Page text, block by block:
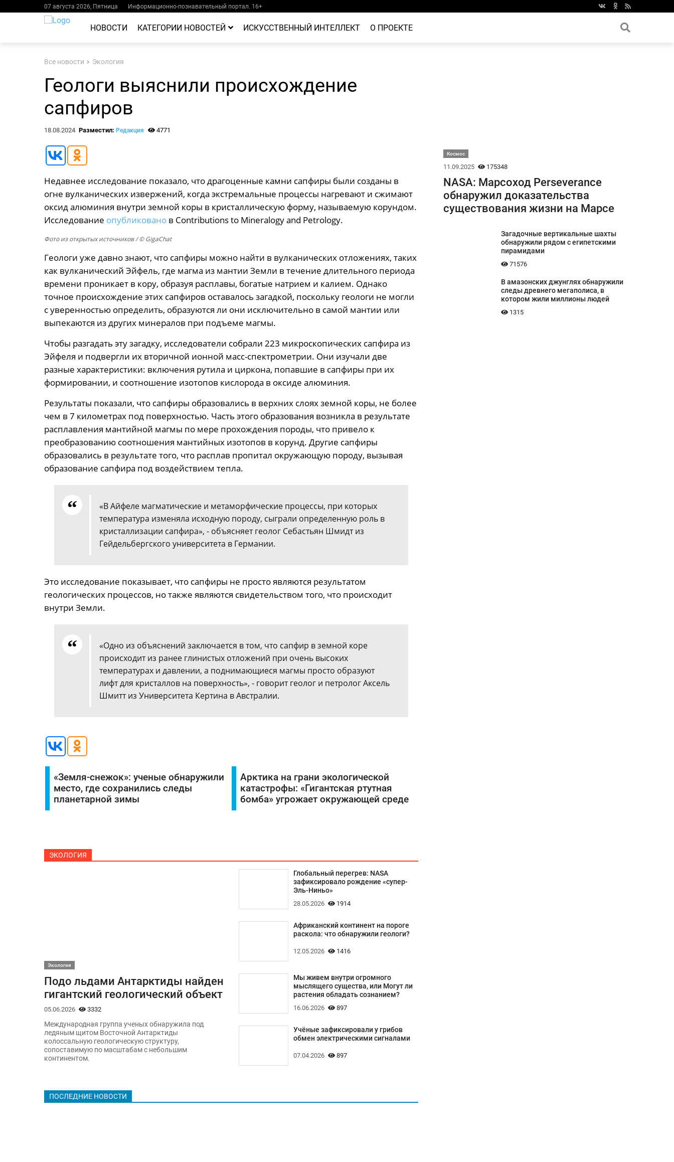
07 августа 2026, Пятница Информационно-познавательный портал. 16+
НОВОСТИ КАТЕГОРИИ НОВОСТЕЙ ИСКУССТВЕННЫЙ ИНТЕЛЛЕКТ О ПРОЕКТЕ
Все новости Экология
Геологи выяснили происхождение
сапфиров
18.08.2024 Разместил: Редакция 4771
Недавнее исследование показало, что драгоценные камни сапфиры были созданы в
огне вулканических извержений, когда экстремальные процессы нагревают и сжимают
оксид алюминия внутри земной коры в кристаллическую форму, называемую корундом.
Исследование опубликованов Contributions to Mineralogy and Petrology.
Фото из открытых источников/ © GigaChat
Геологи уже давно знают, что сапфиры можно найти в вулканических отложениях, таких
как вулканический Эйфель, где магма из мантии Земли в течение длительного периода
времени проникает в кору, образуя расплавы, богатые натрием и калием. Однако
точное происхождение этих сапфиров оставалось загадкой, поскольку геологи не могли
с уверенностью определить, образуются ли они исключительно в самой мантии или
выпекаются из других минералов при подъеме магмы.
Чтобы разгадать эту загадку, исследователи собрали 223 микроскопических сапфира из
Эйфеля и подвергли их вторичной ионной масс-спектрометрии. Они изучали две
разные характеристики: включения рутила и циркона, попавшие в сапфиры при их
формировании, и соотношение изотопов кислорода в оксиде алюминия.
Результаты показали, что сапфиры образовались в верхних слоях земной коры, не более
чем в 7 километрах под поверхностью. Часть этого образования возникла в результате
расплавления мантийной магмы по мере прохождения породы, что привело к
преобразованию соотношения мантийных изотопов в корунд. Другие сапфиры
образовались в результате того, что расплав пропитал окружающую породу, вызывая
образование сапфира под воздействием тепла.
«В Айфеле магматические и метаморфические процессы, при которых
температура изменяла исходную породу, сыграли определенную роль в
кристаллизации сапфира», - объясняет геолог Себастьян Шмидт из
Гейдельбергского университета в Германии.
Это исследование показывает, что сапфиры не просто являются результатом
геологических процессов, но также являются свидетельством того, что происходит
внутри Земли.
«Одно из объяснений заключается в том, что сапфир в земной коре
происходит из ранее глинистых отложений при очень высоких
температурах и давлении, а поднимающиеся магмы просто образуют
лифт для кристаллов на поверхность», - говорит геолог и петролог Аксель
Шмитт из Университета Кертина в Австралии.
«Земля-снежок»: ученые обнаружили
место, где сохранились следы
планетарной зимы
Арктика на грани экологической
катастрофы: «Гигантская ртутная
бомба» угрожает окружающей среде
ЭКОЛОГИЯ
Экология
Подо льдами Антарктиды найден
гигантский геологический объект
05.06.2026 3332
Международная группа ученых обнаружила под
ледяным щитом Восточной Антарктиды
колоссальную геологическую структуру,
сопоставимую по масштабам с небольшим
континентом.
Глобальный перегрев: NASA
зафиксировало рождение «супер-
Эль-Ниньо»
28.05.2026 1914
Африканский континент на пороге
раскола: что обнаружили геологи?
12.05.2026 1416
Мы живем внутри огромного
мыслящего существа, или Могут ли
растения обладать сознанием?
16.06.2026 897
Учёные зафиксировали у грибов
обмен электрическими сигналами
07.04.2026 897
ПОСЛЕДНИЕ НОВОСТИ
Космос
11.09.2025 175348
NASA: Марсоход Perseverance
обнаружил доказательства
существования жизни на Марсе
Загадочные вертикальные шахты
обнаружили рядом с египетскими
пирамидами
71576
В амазонских джунглях обнаружили
следы древнего мегаполиса, в
котором жили миллионы людей
1315